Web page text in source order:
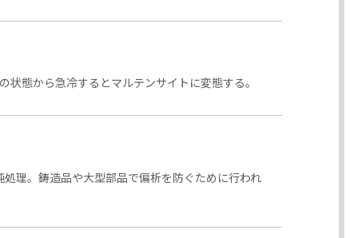
態から急冷するとマルテンサイトに変態する。
理。鋳造品や大型部品で偏析を防ぐために行われ